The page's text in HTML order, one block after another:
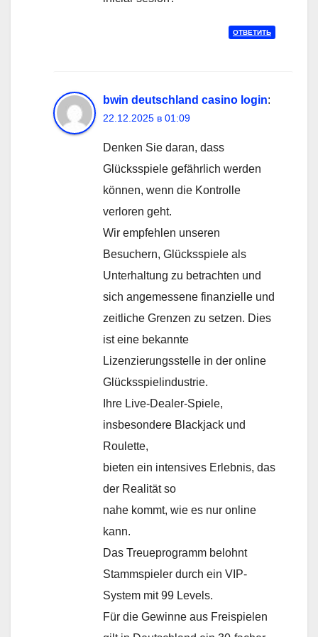
ОТВЕТИТЬ
bwin deutschland casino login:
22.12.2025 в 01:09
Denken Sie daran, dass
Glücksspiele gefährlich werden
können, wenn die Kontrolle
verloren geht.
Wir empfehlen unseren
Besuchern, Glücksspiele als
Unterhaltung zu betrachten und
sich angemessene finanzielle und
zeitliche Grenzen zu setzen. Dies
ist eine bekannte
Lizenzierungsstelle in der online
Glücksspielindustrie.
Ihre Live-Dealer-Spiele,
insbesondere Blackjack und
Roulette,
bieten ein intensives Erlebnis, das
der Realität so
nahe kommt, wie es nur online
kann.
Das Treueprogramm belohnt
Stammspieler durch ein VIP-
System mit 99 Levels.
Für die Gewinne aus Freispielen